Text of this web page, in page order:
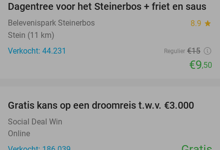
37%
Dagentree voor het Steinerbos + friet en saus
Belevenispark Steinerbos 8.9 star
Stein (11 km)
Verkocht: 44.231
Regulier €15
€9,50
Gratis kans op een droomreis t.w.v. €3.000
Social Deal Win
Online